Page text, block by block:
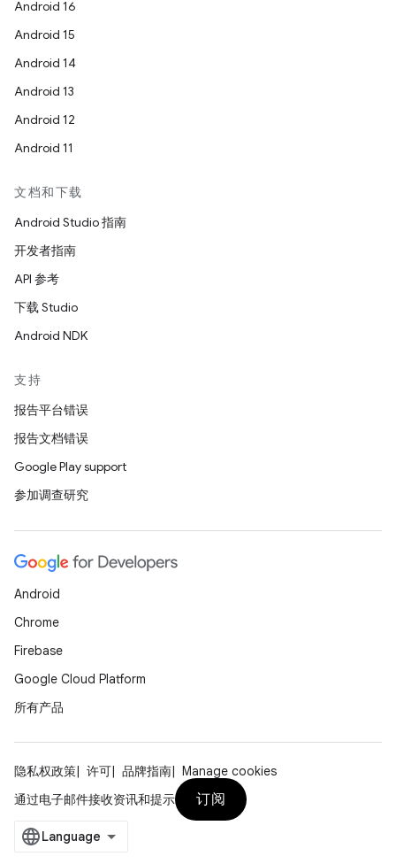
Android 16
Android 15
Android 14
Android 13
Android 12
Android 11
文档和下载
Android Studio 指南
开发者指南
API 参考
下载 Studio
Android NDK
支持
报告平台错误
报告文档错误
Google Play support
参加调查研究
Android
Chrome
Firebase
Google Cloud Platform
所有产品
隐私权政策 许可 品牌指南
Manage cookies
通过电子邮件接收资讯和提示
订阅